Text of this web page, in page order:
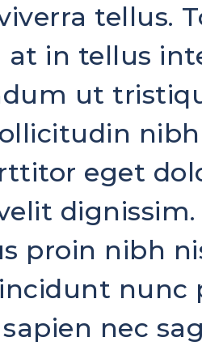
tellus.
at in tellus
ut
eget
proin nibh
nec